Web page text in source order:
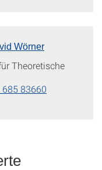
Wörner
Theoretische
83660